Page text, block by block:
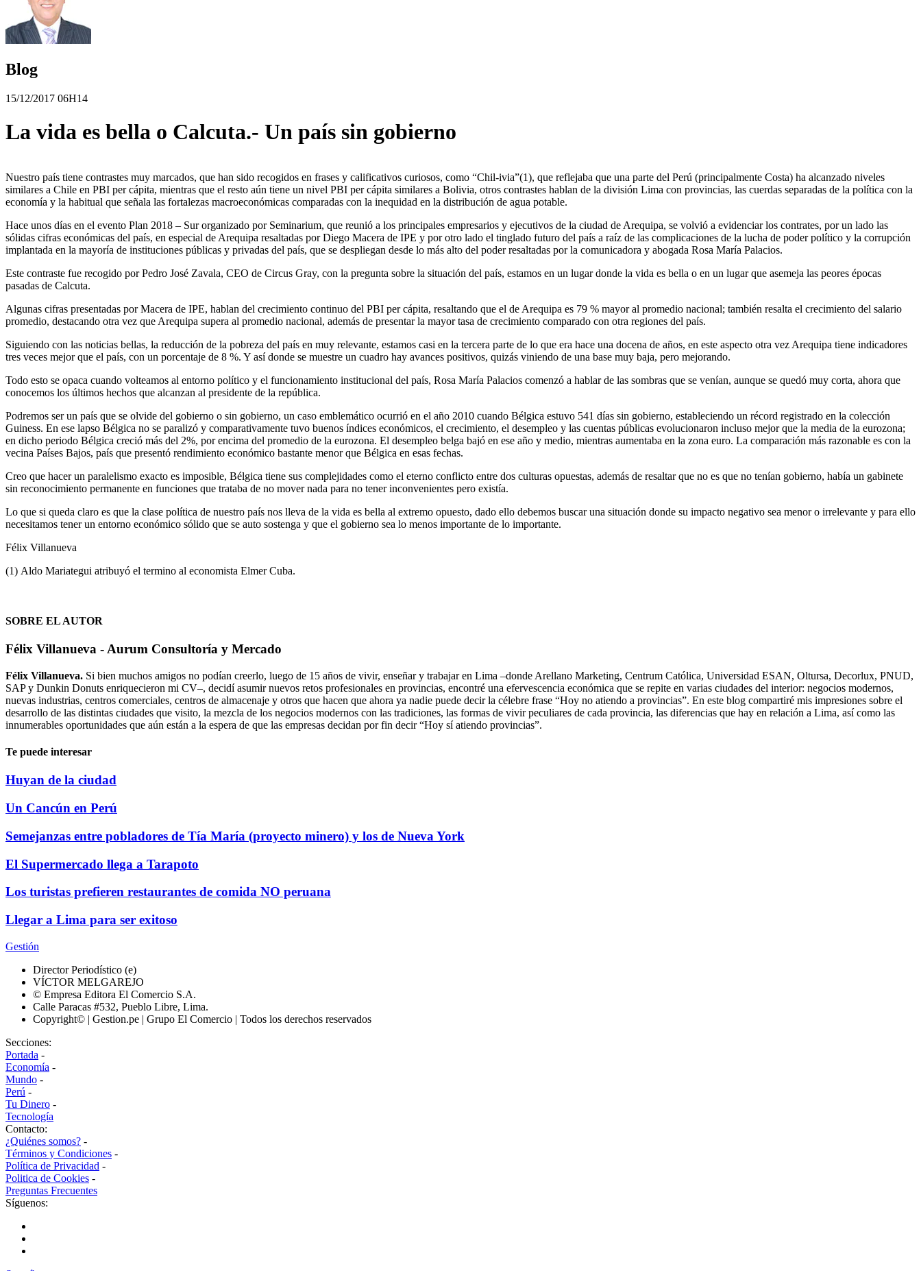
Blog
15/12/2017 06H14
La vida es bella o Calcuta.- Un país sin gobierno
Nuestro país tiene contrastes muy marcados, que han sido recogidos en frases y calificativos curiosos, como “Chil-ivia”(1), que reflejaba que una parte del Perú (principalmente Costa) ha alcanzado niveles
similares a Chile en PBI per cápita, mientras que el resto aún tiene un nivel PBI per cápita similares a Bolivia, otros contrastes hablan de la división Lima con provincias, las cuerdas separadas de la política con la
economía y la habitual que señala las fortalezas macroeconómicas comparadas con la inequidad en la distribución de agua potable.
Hace unos días en el evento Plan 2018 – Sur organizado por Seminarium, que reunió a los principales empresarios y ejecutivos de la ciudad de Arequipa, se volvió a evidenciar los contrates, por un lado las
sólidas cifras económicas del país, en especial de Arequipa resaltadas por Diego Macera de IPE y por otro lado el tinglado futuro del país a raíz de las complicaciones de la lucha de poder político y la corrupción
implantada en la mayoría de instituciones públicas y privadas del país, que se despliegan desde lo más alto del poder resaltadas por la comunicadora y abogada Rosa María Palacios.
Este contraste fue recogido por Pedro José Zavala, CEO de Circus Gray, con la pregunta sobre la situación del país, estamos en un lugar donde la vida es bella o en un lugar que asemeja las peores épocas
pasadas de Calcuta.
Algunas cifras presentadas por Macera de IPE, hablan del crecimiento continuo del PBI per cápita, resaltando que el de Arequipa es 79 % mayor al promedio nacional; también resalta el crecimiento del salario
promedio, destacando otra vez que Arequipa supera al promedio nacional, además de presentar la mayor tasa de crecimiento comparado con otra regiones del país.
Siguiendo con las noticias bellas, la reducción de la pobreza del país en muy relevante, estamos casi en la tercera parte de lo que era hace una docena de años, en este aspecto otra vez Arequipa tiene indicadores
tres veces mejor que el país, con un porcentaje de 8 %. Y así donde se muestre un cuadro hay avances positivos, quizás viniendo de una base muy baja, pero mejorando.
Todo esto se opaca cuando volteamos al entorno político y el funcionamiento institucional del país, Rosa María Palacios comenzó a hablar de las sombras que se venían, aunque se quedó muy corta, ahora que
conocemos los últimos hechos que alcanzan al presidente de la república.
Podremos ser un país que se olvide del gobierno o sin gobierno, un caso emblemático ocurrió en el año 2010 cuando Bélgica estuvo 541 días sin gobierno, estableciendo un récord registrado en la colección
Guiness. En ese lapso Bélgica no se paralizó y comparativamente tuvo buenos índices económicos, el crecimiento, el desempleo y las cuentas públicas evolucionaron incluso mejor que la media de la eurozona;
en dicho periodo Bélgica creció más del 2%, por encima del promedio de la eurozona. El desempleo belga bajó en ese año y medio, mientras aumentaba en la zona euro. La comparación más razonable es con la
vecina Países Bajos, país que presentó rendimiento económico bastante menor que Bélgica en esas fechas.
Creo que hacer un paralelismo exacto es imposible, Bélgica tiene sus complejidades como el eterno conflicto entre dos culturas opuestas, además de resaltar que no es que no tenían gobierno, había un gabinete
sin reconocimiento permanente en funciones que trataba de no mover nada para no tener inconvenientes pero existía.
Lo que si queda claro es que la clase política de nuestro país nos lleva de la vida es bella al extremo opuesto, dado ello debemos buscar una situación donde su impacto negativo sea menor o irrelevante y para ello
necesitamos tener un entorno económico sólido que se auto sostenga y que el gobierno sea lo menos importante de lo importante.
Félix Villanueva
(1) Aldo Mariategui atribuyó el termino al economista Elmer Cuba.
SOBRE EL AUTOR
Félix Villanueva - Aurum Consultoría y Mercado
Félix Villanueva. Si bien muchos amigos no podían creerlo, luego de 15 años de vivir, enseñar y trabajar en Lima –donde Arellano Marketing, Centrum Católica, Universidad ESAN, Oltursa, Decorlux, PNUD,
SAP y Dunkin Donuts enriquecieron mi CV–, decidí asumir nuevos retos profesionales en provincias, encontré una efervescencia económica que se repite en varias ciudades del interior: negocios modernos,
nuevas industrias, centros comerciales, centros de almacenaje y otros que hacen que ahora ya nadie puede decir la célebre frase “Hoy no atiendo a provincias”. En este blog compartiré mis impresiones sobre el
desarrollo de las distintas ciudades que visito, la mezcla de los negocios modernos con las tradiciones, las formas de vivir peculiares de cada provincia, las diferencias que hay en relación a Lima, así como las
innumerables oportunidades que aún están a la espera de que las empresas decidan por fin decir “Hoy sí atiendo provincias”.
Te puede interesar
Huyan de la ciudad
Un Cancún en Perú
Semejanzas entre pobladores de Tía María (proyecto minero) y los de Nueva York
El Supermercado llega a Tarapoto
Los turistas prefieren restaurantes de comida NO peruana
Llegar a Lima para ser exitoso
Gestión
Director Periodístico (e)
VÍCTOR MELGAREJO
© Empresa Editora El Comercio S.A.
Calle Paracas #532, Pueblo Libre, Lima.
Copyright© | Gestion.pe | Grupo El Comercio | Todos los derechos reservados
Secciones:
Portada -
Economía -
Mundo -
Perú -
Tu Dinero -
Tecnología
Contacto:
¿Quiénes somos? -
Términos y Condiciones -
Política de Privacidad -
Politica de Cookies -
Preguntas Frecuentes
Síguenos: